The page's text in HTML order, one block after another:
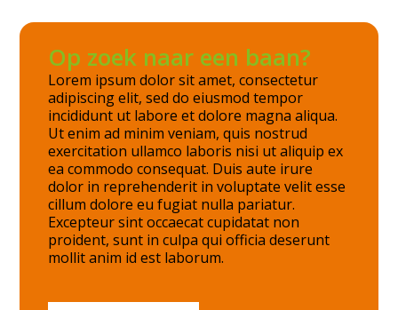
laborum.
Op zoek naar een baan?
Lorem ipsum dolor sit amet, consectetur
adipiscing elit, sed do eiusmod tempor
incididunt ut labore et dolore magna aliqua.
Ut enim ad minim veniam, quis nostrud
exercitation ullamco laboris nisi ut aliquip ex
ea commodo consequat. Duis aute irure
dolor in reprehenderit in voluptate velit esse
cillum dolore eu fugiat nulla pariatur.
Excepteur sint occaecat cupidatat non
proident, sunt in culpa qui officia deserunt
mollit anim id est laborum.